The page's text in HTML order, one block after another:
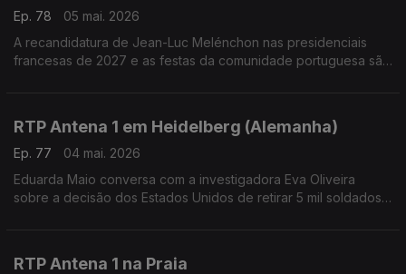
Ep. 78
05 mai. 2026
A recandidatura de Jean-Luc Melénchon nas presidenciais
francesas de 2027 e as festas da comunidade portuguesa são
RTP Antena 1 em Heidelberg (Alemanha)
Ep. 77
04 mai. 2026
Eduarda Maio conversa com a investigadora Eva Oliveira
sobre a decisão dos Estados Unidos de retirar 5 mil soldados
RTP Antena 1 na Praia